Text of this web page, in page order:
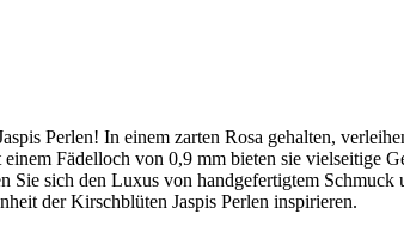
Perlen! In einem zarten Rosa gehalten,
Fädelloch von 0,9 mm bieten sie vielseitige
sich den Luxus von handgefertigtem
der Kirschblüten Jaspis Perlen inspirieren.